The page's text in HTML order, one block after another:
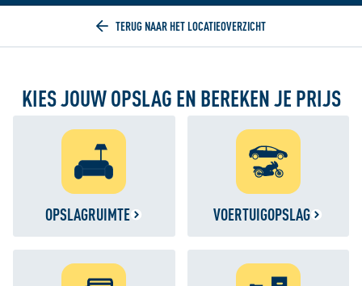
Home
KIES JOUW OPSLAG EN BEREKEN JE PRIJS
OPSLAGRUIMTE VOERTUIGOPSLAG